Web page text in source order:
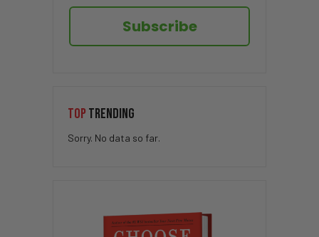
Subscribe
TOP TRENDING
Sorry. No data so far.